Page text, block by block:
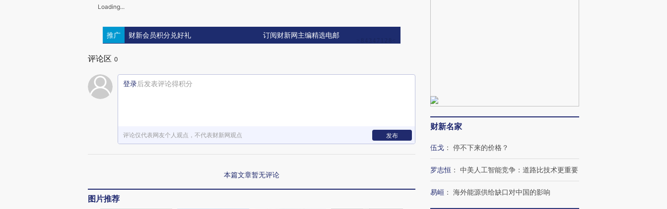
Loading...
推广 财新会员积分兑好礼 订阅财新网主编精选电邮
评论区 0
登录后发表评论得积分
评论仅代表网友个人观点，不代表财新网观点 发布
本篇文章暂无评论
图片推荐
财新名家
伍戈 ： 停不下来的价格？
罗志恒 ： 中美人工智能竞争：道路比技术更重要
易峘 ： 海外能源供给缺口对中国的影响